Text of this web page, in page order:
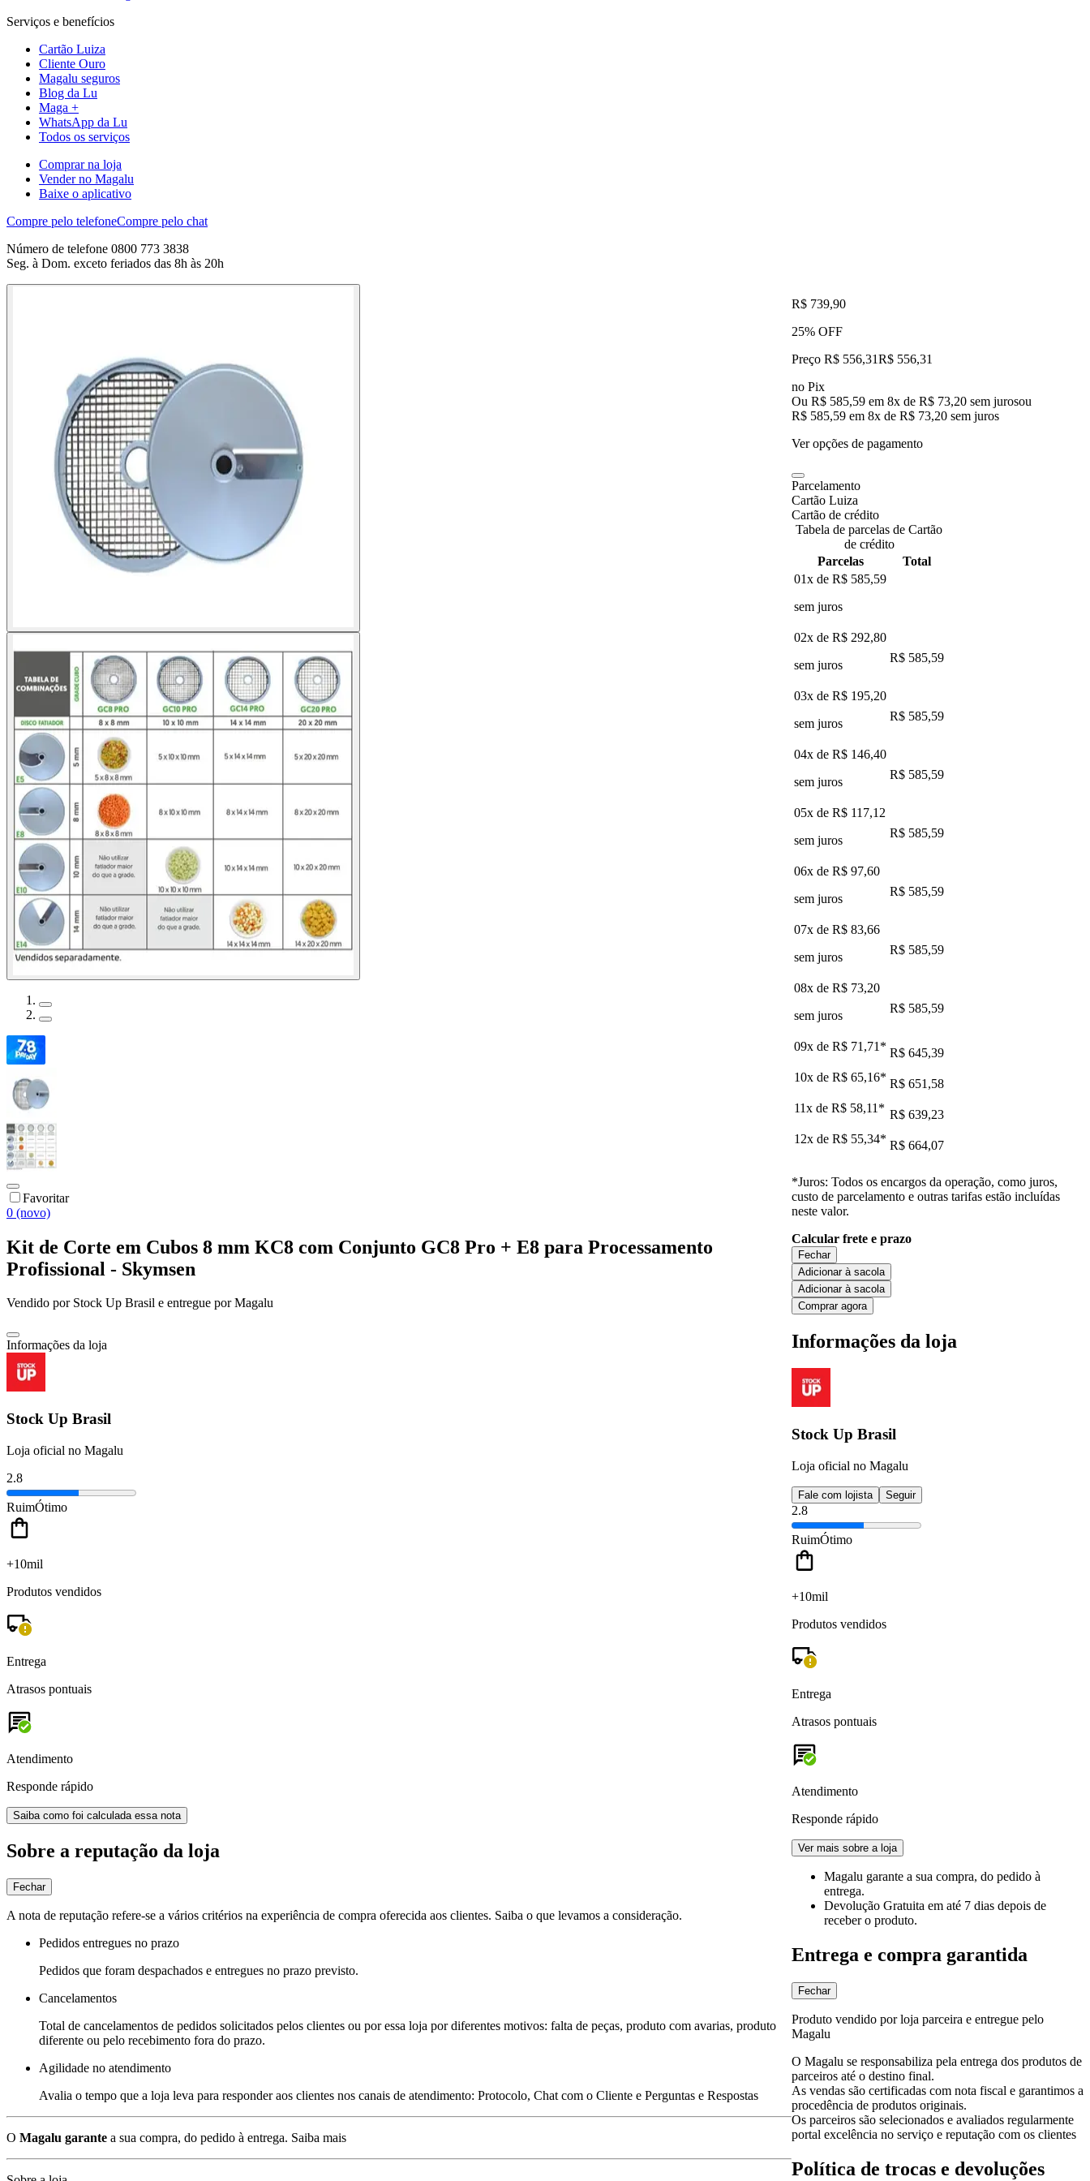
Serviços e benefícios
Cartão Luiza
Cliente Ouro
Magalu seguros
Blog da Lu
Maga +
WhatsApp da Lu
Todos os serviços
Comprar na loja
Vender no Magalu
Baixe o aplicativo
Compre pelo telefoneCompre pelo chat
Número de telefone 0800 773 3838
Seg. à Dom. exceto feriados das 8h às 20h
Favoritar
0 (novo)
Kit de Corte em Cubos 8 mm KC8 com Conjunto GC8 Pro + E8 para Processamento
Profissional - Skymsen
Vendido por Stock Up Brasil e entregue por Magalu
Informações da loja
Stock Up Brasil
Loja oficial no Magalu
2.8
RuimÓtimo
+10mil
Produtos vendidos
Entrega
Atrasos pontuais
Atendimento
Responde rápido
Saiba como foi calculada essa nota
Sobre a reputação da loja
Fechar
A nota de reputação refere-se a vários critérios na experiência de compra oferecida aos clientes. Saiba o que levamos a consideração.
Pedidos entregues no prazo
Pedidos que foram despachados e entregues no prazo previsto.
Cancelamentos
Total de cancelamentos de pedidos solicitados pelos clientes ou por essa loja por diferentes motivos: falta de peças, produto com avarias, produto
diferente ou pelo recebimento fora do prazo.
Agilidade no atendimento
Avalia o tempo que a loja leva para responder aos clientes nos canais de atendimento: Protocolo, Chat com o Cliente e Perguntas e Respostas
O Magalu garante a sua compra, do pedido à entrega. Saiba mais
R$ 739,90
25% OFF
Preço R$ 556,31R$ 556,31
no Pix
Ou R$ 585,59 em 8x de R$ 73,20 sem jurosou
R$ 585,59 em 8x de R$ 73,20 sem juros
Ver opções de pagamento
Parcelamento
Cartão Luiza
Cartão de crédito
Tabela de parcelas de Cartão
de crédito
Parcelas
Total
01x de R$ 585,59
sem juros
02x de R$ 292,80
sem juros
R$ 585,59
03x de R$ 195,20
sem juros
R$ 585,59
04x de R$ 146,40
sem juros
R$ 585,59
05x de R$ 117,12
sem juros
R$ 585,59
06x de R$ 97,60
sem juros
R$ 585,59
07x de R$ 83,66
sem juros
R$ 585,59
08x de R$ 73,20
sem juros
R$ 585,59
09x de R$ 71,71 * R$ 645,39
10x de R$ 65,16* R$ 651,58
11x de R$ 58,11 * R$ 639,23
12x de R$ 55,34* R$ 664,07
*Juros: Todos os encargos da operação, como juros,
custo de parcelamento e outras tarifas estão incluídas
neste valor.
Calcular frete e prazo
Fechar
Adicionar à sacola
Adicionar à sacola
Comprar agora
Informações da loja
Stock Up Brasil
Loja oficial no Magalu
Fale com lojista Seguir
2.8
RuimÓtimo
+10mil
Produtos vendidos
Entrega
Atrasos pontuais
Atendimento
Responde rápido
Ver mais sobre a loja
Magalu garante a sua compra, do pedido à
entrega.
Devolução Gratuita em até 7 dias depois de
receber o produto.
Entrega e compra garantida
Fechar
Produto vendido por loja parceira e entregue pelo
Magalu
O Magalu se responsabiliza pela entrega dos produtos de
parceiros até o destino final.
As vendas são certificadas com nota fiscal e garantimos a
procedência de produtos originais.
Os parceiros são selecionados e avaliados regularmente
portal excelência no serviço e reputação com os clientes
Política de trocas e devoluções